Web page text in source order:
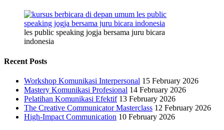
les public speaking jogja bersama juru bicara
indonesia
Recent Posts
Workshop Komunikasi Interpersonal 15 February 2026
Mastery Komunikasi Profesional 14 February 2026
Pelatihan Komunikasi Efektif 13 February 2026
The Creative Communicator Masterclass 12 February 2026
High-Impact Communication 10 February 2026